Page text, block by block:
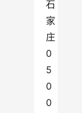
石
家
庄
0
5
0
0